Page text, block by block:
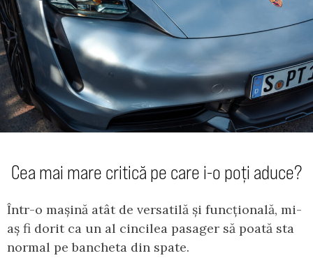
Cea mai mare critică pe care i-o poți aduce?
Într-o mașină atât de versatilă și funcțională, mi-
aș fi dorit ca un al cincilea pasager să poată sta
normal pe bancheta din spate.